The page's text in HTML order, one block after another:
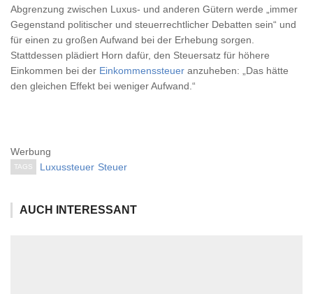
Abgrenzung zwischen Luxus- und anderen Gütern werde „immer
Gegenstand politischer und steuerrechtlicher Debatten sein“ und
für einen zu großen Aufwand bei der Erhebung sorgen.
Stattdessen plädiert Horn dafür, den Steuersatz für höhere
Einkommen bei der Einkommenssteuer anzuheben: „Das hätte
den gleichen Effekt bei weniger Aufwand.“
Werbung
TAGS Luxussteuer Steuer
AUCH INTERESSANT